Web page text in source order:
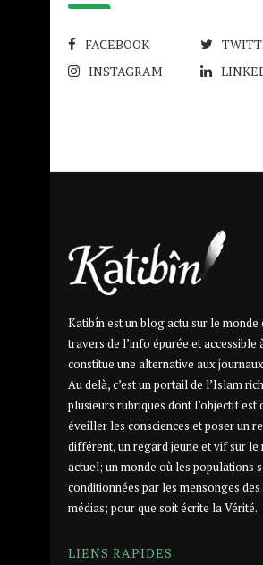
FACEBOOK
INSTAGRAM
Katibîn est un blog actu sur le monde
travers de l’info épurée et accessible
constitue une alternative aux
Au delà, c’est un portail de l’Islam
plusieurs rubriques dont l’objectif est
éveiller les consciences et poser un
différent, un regard jeune et vif sur le
actuel; un monde où les populations
conditionnées par les mensonges
médias; pour que soit écrite la Vérité.
LIENS RAPIDES